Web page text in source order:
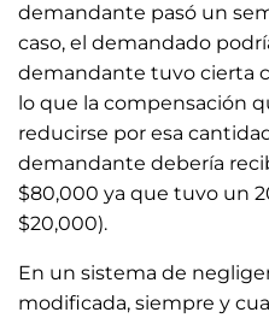
demandante pasó un
caso, el demandado
demandante tuvo cierta
lo que la compensación
reducirse por esa
demandante debería
$80,000 ya que tuvo un
$20,000).
En un sistema de
modificada, siempre y